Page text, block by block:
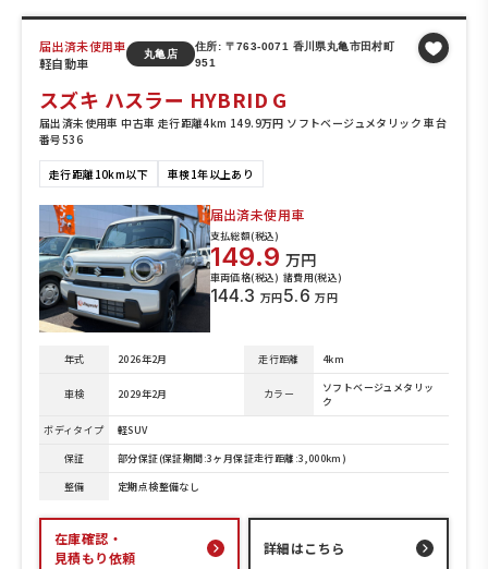
届出済未使用車
軽自動車
丸亀店
住所: 〒763-0071 香川県丸亀市田村町
951
スズキ ハスラー HYBRID G
届出済未使用車 中古車 走行距離4km 149.9万円 ソフトベージュメタリック 車台
番号536
走行距離10km以下 車検1年以上あり
届出済未使用車
支払総額(税込)
149.9 万円
車両価格(税込)
144.3 万円
諸費用(税込)
5.6 万円
年式 2026年2月 走行距離 4km
車検 2029年2月 カラー
ソフトベージュメタリッ
ク
ボディタイプ
軽SUV
保証
部分保証(保証期間:3ヶ月保証走行距離:3,000km)
整備
定期点検整備なし
在庫確認・
見積もり依頼
詳細はこちら